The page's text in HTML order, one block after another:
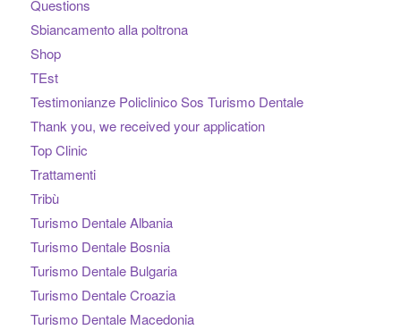
Questions
Sbiancamento alla poltrona
Shop
TEst
Testimonianze Policlinico Sos Turismo Dentale
Thank you, we received your application
Top Clinic
Trattamenti
Tribù
Turismo Dentale Albania
Turismo Dentale Bosnia
Turismo Dentale Bulgaria
Turismo Dentale Croazia
Turismo Dentale Macedonia